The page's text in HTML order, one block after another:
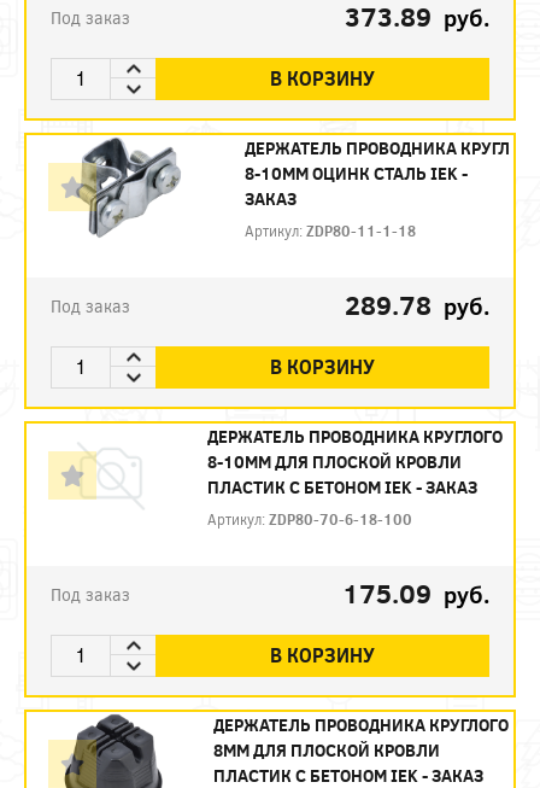
Под заказ 373.89 руб.
В КОРЗИНУ
ДЕРЖАТЕЛЬ ПРОВОДНИКА КРУГЛ
8-10ММ ОЦИНК СТАЛЬ IEK -
ЗАКАЗ
Артикул:ZDP80-11-1-18
Под заказ 289.78 руб.
В КОРЗИНУ
ДЕРЖАТЕЛЬ ПРОВОДНИКА КРУГЛОГО
8-10ММ ДЛЯ ПЛОСКОЙ КРОВЛИ
ПЛАСТИК С БЕТОНОМ IEK - ЗАКАЗ
Артикул:ZDP80-70-6-18-100
Под заказ 175.09 руб.
В КОРЗИНУ
ДЕРЖАТЕЛЬ ПРОВОДНИКА КРУГЛОГО
8ММ ДЛЯ ПЛОСКОЙ КРОВЛИ
ПЛАСТИК С БЕТОНОМ IEK - ЗАКАЗ